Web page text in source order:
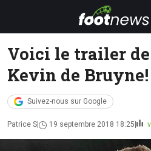
Voici le trailer de
Kevin de Bruyne!
Suivez-nous sur Google
Patrice S 19 septembre 2018 18:25